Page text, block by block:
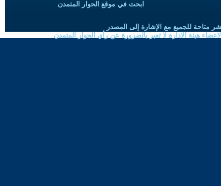
ابحث في موقع الحوار المتمدن
متاحة للجميع مع الإشارة إلى المصدر
هيئة الادارة لا تعبر بالضرورة عن رأي الحوار المتمدن